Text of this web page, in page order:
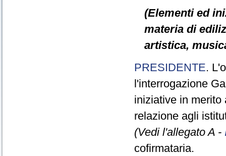
(Elementi ed
materia di
artistica,
PRESIDENTE.
l'interrogazione
iniziative in merito
relazione agli
(Vedi l'allegato A -
cofirmataria.